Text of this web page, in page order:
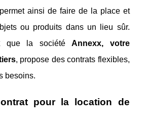
ainsi de faire de la place et
ou produits dans un lieu sûr.
que la sociétéAnnexx, votre
, propose des contrats flexibles,
besoins.
pour la location de